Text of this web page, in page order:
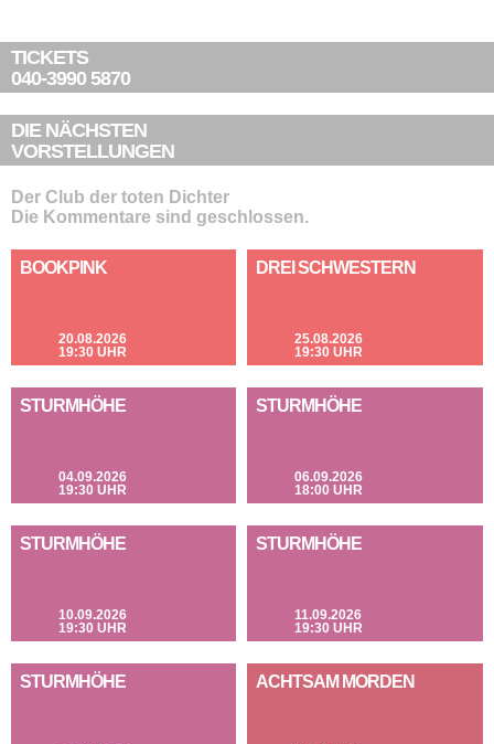
TICKETS
040-3990 5870
DIE NÄCHSTEN
VORSTELLUNGEN
Der Club der toten Dichter
Die Kommentare sind geschlossen.
BOOKPINK
20.08.2026
19:30 UHR
DREI SCHWESTERN
25.08.2026
19:30 UHR
STURMHÖHE
04.09.2026
19:30 UHR
STURMHÖHE
06.09.2026
18:00 UHR
STURMHÖHE
10.09.2026
19:30 UHR
STURMHÖHE
11.09.2026
19:30 UHR
STURMHÖHE ACHTSAM MORDEN